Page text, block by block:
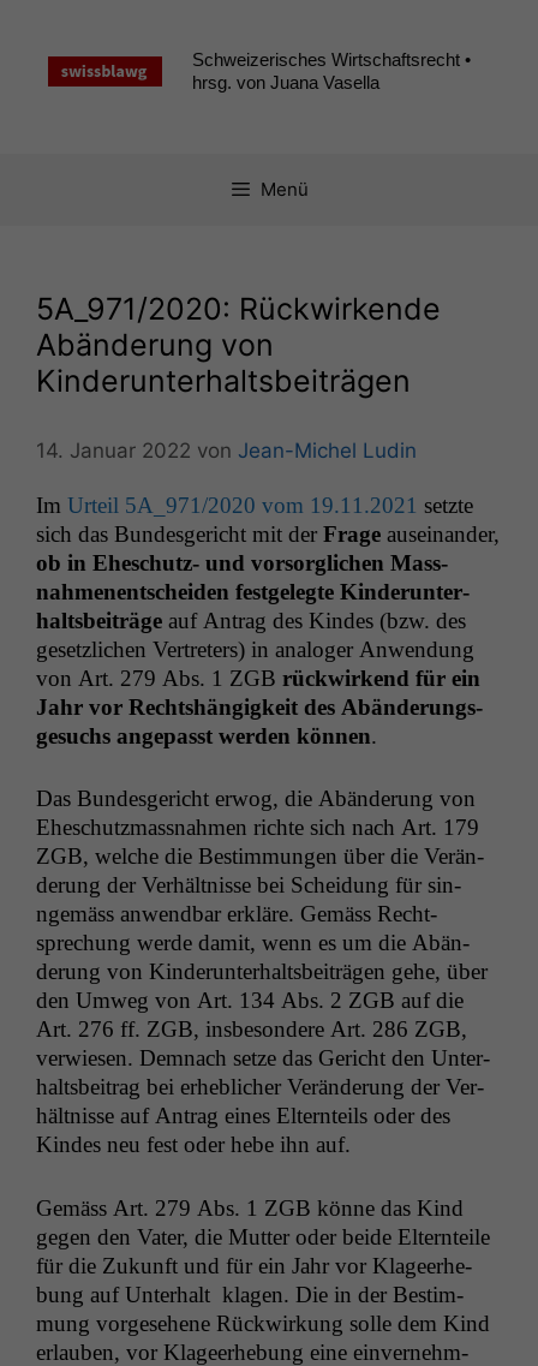
springen
Schweizerisches Wirtschaftsrecht •
hrsg. von Juana Vasella
Menü
5A_971/2020: Rückwirkende
Abänderung von
Kinderunterhaltsbeiträgen
14. Januar 2022 von Jean-Michel Ludin
Im Urteil 5A_971/2020 vom 19.11.2021 set­zte
sich das Bun­des­gericht mit der Frage auseinan­der,
ob in Eheschutz- und vor­sor­glichen Mass­
nahme­nentschei­den fest­gelegte Kinderun­ter­
halts­beiträge auf Antrag des Kindes (bzw. des
geset­zlichen Vertreters) in analoger Anwen­dung
von Art. 279 Abs. 1 ZGB rück­wirk­end für ein
Jahr vor Recht­shängigkeit des Abän­derungs­
ge­suchs angepasst wer­den kön­nen.
Das Bun­des­gericht erwog, die Abän­derung von
Eheschutz­mass­nah­men richte sich nach Art. 179
ZGB, welche die Bes­tim­mungen über die Verän­
derung der Ver­hält­nisse bei Schei­dung für sin­
ngemäss anwend­bar erk­läre. Gemäss Recht­
sprechung werde damit, wenn es um die Abän­
derung von Kinderun­ter­halts­beiträ­gen gehe, über
den Umweg von Art. 134 Abs. 2 ZGB auf die
Art. 276 ff. ZGB, ins­beson­dere Art. 286 ZGB,
ver­wiesen. Dem­nach set­ze das Gericht den Unter­
halts­beitrag bei erhe­blich­er Verän­derung der Ver­
hält­nisse auf Antrag eines Eltern­teils oder des
Kindes neu fest oder hebe ihn auf.
Gemäss Art. 279 Abs. 1 ZGB könne das Kind
gegen den Vater, die Mut­ter oder bei­de Eltern­teile
für die Zukun­ft und für ein Jahr vor Klageer­he­
bung auf Unter­halt kla­gen. Die in der Bes­tim­
mung vorge­se­hene Rück­wirkung solle dem Kind
erlauben, vor Klageer­he­bung eine ein­vernehm­